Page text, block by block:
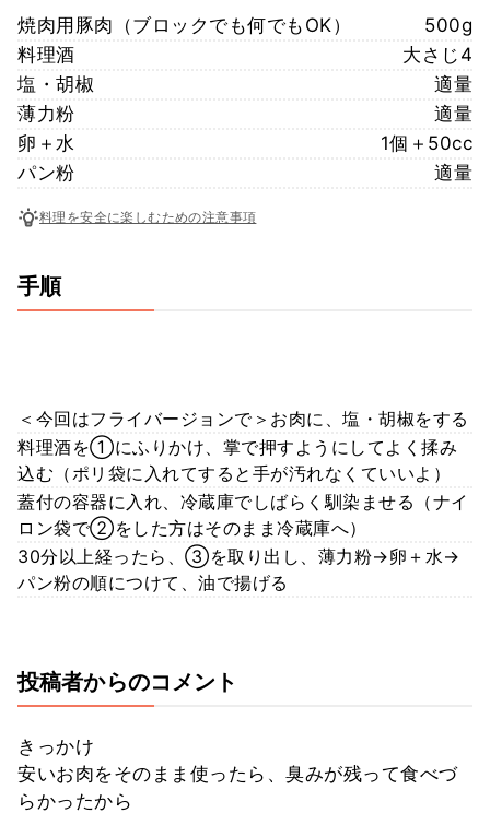
焼肉用豚肉（ブロックでも何でもOK）
500g
料理酒
大さじ4
塩・胡椒
適量
薄力粉
適量
卵＋水
1個＋50cc
パン粉
適量
料理を安全に楽しむための注意事項
手順
＜今回はフライバージョンで＞お肉に、塩・胡椒をする
料理酒を①にふりかけ、掌で押すようにしてよく揉み
込む（ポリ袋に入れてすると手が汚れなくていいよ）
蓋付の容器に入れ、冷蔵庫でしばらく馴染ませる（ナイ
ロン袋で②をした方はそのまま冷蔵庫へ）
30分以上経ったら、③を取り出し、薄力粉→卵＋水→
パン粉の順につけて、油で揚げる
投稿者からのコメント
きっかけ
安いお肉をそのまま使ったら、臭みが残って食べづ
らかったから